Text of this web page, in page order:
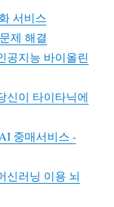
서비스
제 해결
공지능 바이올린
신이 타이타닉에
중매서비스 -
신러닝 이용 뇌